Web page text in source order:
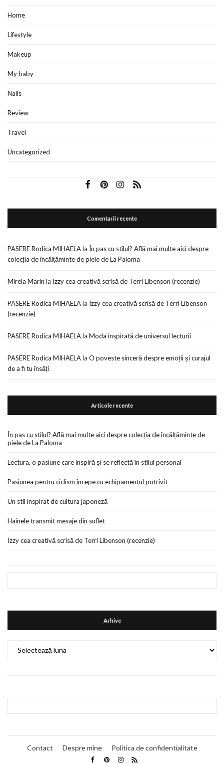
Home
Lifestyle
Makeup
My baby
Nails
Review
Travel
Uncategorized
Comentarii recente
PASERE Rodica MIHAELAla În pas cu stilul? Află mai multe aici despre
colecția de încălțăminte de piele de La Paloma
Mirela Marin la Izzy cea creativă scrisă de Terri Libenson (recenzie)
PASERE Rodica MIHAELAla Izzy cea creativă scrisă de Terri Libenson
(recenzie)
PASERE Rodica MIHAELAla Moda inspirată de universul lecturii
PASERE Rodica MIHAELAla O poveste sinceră despre emoții și curajul
de a fi tu însăți
Articole recente
În pas cu stilul? Află mai multe aici despre colecția de încălțăminte de
piele de La Paloma
Lectura, o pasiune care inspiră și se reflectă în stilul personal
Pasiunea pentru ciclism începe cu echipamentul potrivit
Un stil inspirat de cultura japoneză
Hainele transmit mesaje din suflet
Izzy cea creativă scrisă de Terri Libenson (recenzie)
Arhive
Contact Despre mine Politica de confidentialitate